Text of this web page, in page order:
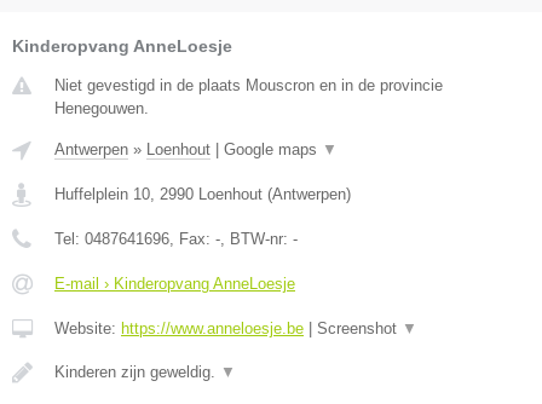
Kinderopvang AnneLoesje
Niet gevestigd in de plaats Mouscron en in de provincie
Henegouwen.
Antwerpen » Loenhout Google maps ▼
Huffelplein 10, 2990 Loenhout (Antwerpen)
Tel: 0487641696, Fax: -, BTW-nr: -
E-mail › Kinderopvang AnneLoesje
Website: https://www.anneloesje.be Screenshot ▼
Kinderen zijn geweldig. ▼